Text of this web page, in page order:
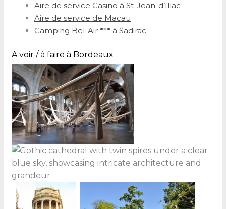
Aire de service Casino à St-Jean-d’Illac
Aire de service de Macau
Camping Bel-Air *** à Sadirac
A voir / à faire à Bordeaux